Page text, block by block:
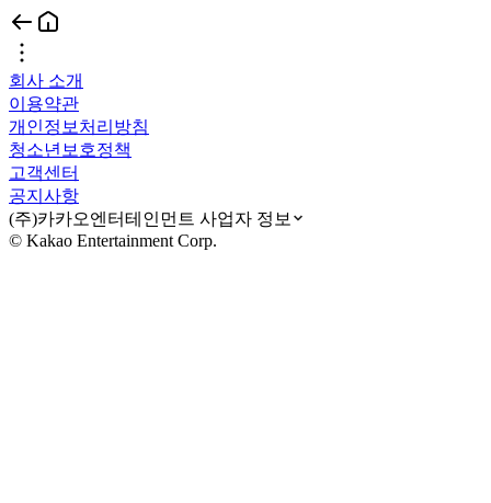
회사 소개
이용약관
개인정보처리방침
청소년보호정책
고객센터
공지사항
(주)카카오엔터테인먼트 사업자 정보
© Kakao Entertainment Corp.